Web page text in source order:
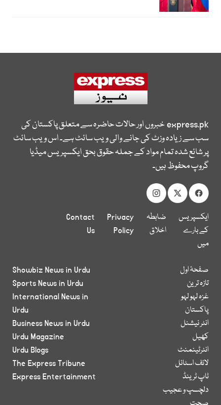
express.pkخبروں اور حالات حاضرہ سے متعلق پاکستان کی
سب سے زیادہ وزٹ کی جانے والی ویب سائٹ ہے۔ اس ویب سائٹ
پر شائع شدہ تمام مواد کے جملہ حقوق بحق ایکسپریس میڈیا
گروپ محفوظ ہیں۔
ایکسپریس
کے بارے
میں
ضابطہ
اخلاق
Privacy
Policy
Contact
Us
صفحۂ اول
تازہ ترین
غزہ لہو لہو
پاکستان
انٹر نیشنل
کھیل
انٹرٹینمنٹ
لائف اسٹائل
ٹاپ ٹرینڈ
دلچسپ و عجیب
Showbiz News in Urdu
Sports News in Urdu
International News in
Urdu
Business News in Urdu
Urdu Magazine
Urdu Blogs
The Express Tribune
Express Entertainment